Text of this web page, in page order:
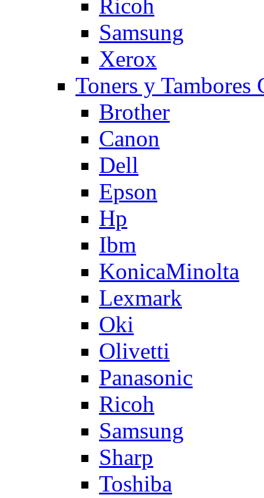
Ricoh
Samsung
Xerox
Toners y
Brother
Canon
Dell
Epson
Hp
Ibm
KonicaMinolta
Lexmark
Oki
Olivetti
Panasonic
Ricoh
Samsung
Sharp
Toshiba